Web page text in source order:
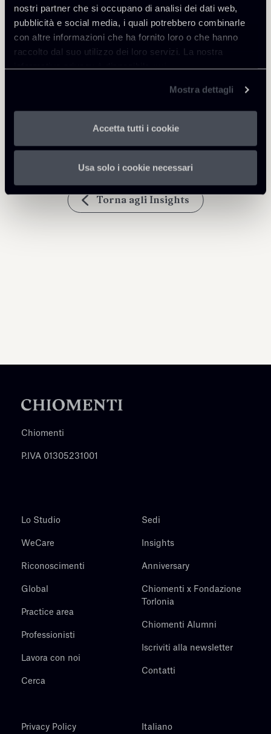
nostri partner che si occupano di analisi dei dati web,
pubblicità e social media, i quali potrebbero combinarle
con altre informazioni che ha fornito loro o che hanno
raccolto dal suo utilizzo dei loro servizi. La nostra
informativa privacy è disponibilequi.
Mostra dettagli
Accetta tutti i cookie
Usa solo i cookie necessari
Public Law, Regulatory & Authorities
Scarica Allegati
Law.pdf
Torna agli Insights
Chiomenti
P.IVA 01305231001
Lo Studio
WeCare
Riconoscimenti
Global
Practice area
Professionisti
Lavora con noi
Cerca
Sedi
Insights
Anniversary
Chiomenti x Fondazione
Torlonia
Chiomenti Alumni
Iscriviti alla newsletter
Contatti
Privacy Policy Italiano